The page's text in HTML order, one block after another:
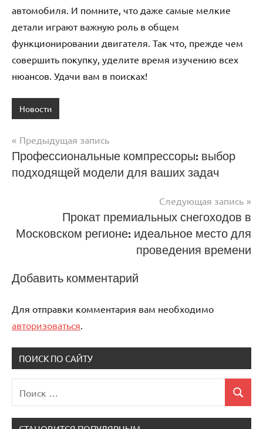
автомобиля. И помните, что даже самые мелкие
детали играют важную роль в общем
функционировании двигателя. Так что, прежде чем
совершить покупку, уделите время изучению всех
нюансов. Удачи вам в поисках!
Новости
Навигация
по
Предыдущая запись
Профессиональные компрессоры: выбор
подходящей модели для ваших задач
Следующая запись
Прокат премиальных снегоходов в
Московском регионе: идеальное место для
проведения времени
Добавить комментарий
Для отправки комментария вам необходимо
авторизоваться.
ПОИСК ПО САЙТУ
для:
Поиск